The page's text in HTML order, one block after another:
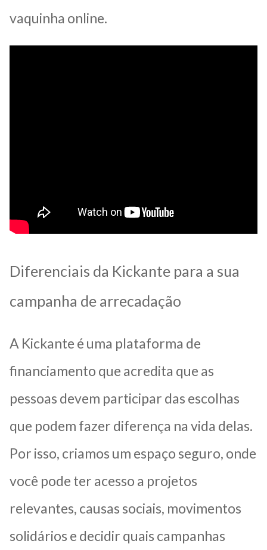
vaquinha online.
Diferenciais da Kickante para a sua
campanha de arrecadação
A Kickante é uma plataforma de
financiamento que acredita que as
pessoas devem participar das escolhas
que podem fazer diferença na vida delas.
Por isso, criamos um espaço seguro, onde
você pode ter acesso a projetos
relevantes, causas sociais, movimentos
solidários e decidir quais campanhas